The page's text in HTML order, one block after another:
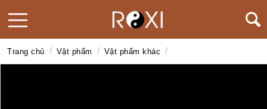
Trang chủ / Vật phẩm / Vật phẩm khác /